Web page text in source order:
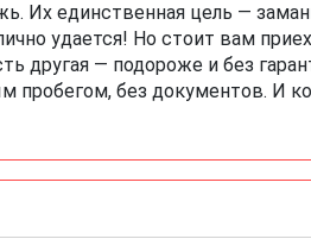
Их единственная цель —
удается! Но стоит вам
другая — подороже и без
пробегом, без документов. И